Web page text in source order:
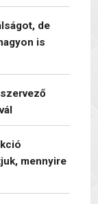
de
is
mennyire